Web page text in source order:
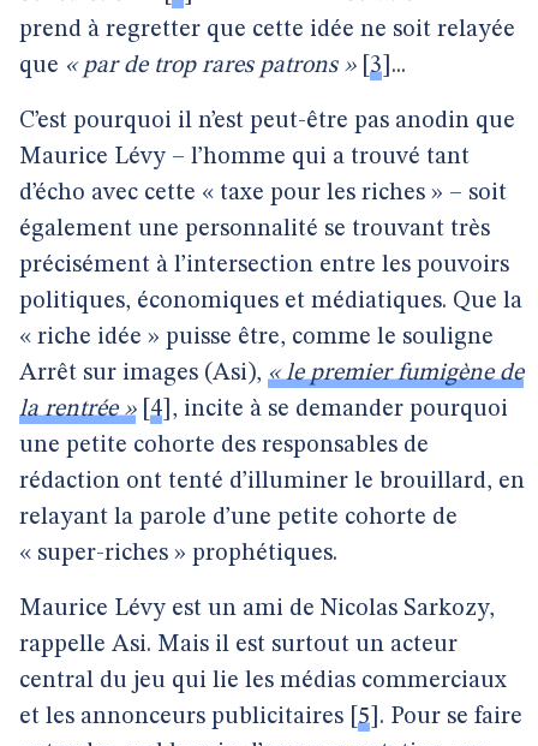
prend à regretter que cette idée ne soit relayée
que « par de trop rares patrons »[ 3 ...
C’est pourquoi il n’est peut-être pas anodin que
Maurice Lévy – l’homme qui a trouvé tant
d’écho avec cette « taxe pour les riches » – soit
également une personnalité se trouvant très
précisément à l’intersection entre les pouvoirs
politiques, économiques et médiatiques. Que la
« riche idée » puisse être, comme le souligne
Arrêt sur images (Asi), « le premier fumigène de
la rentrée »[ 4 , incite à se demander pourquoi
une petite cohorte des responsables de
rédaction ont tenté d’illuminer le brouillard, en
relayant la parole d’une petite cohorte de
« super-riches » prophétiques.
Maurice Lévy est un ami de Nicolas Sarkozy,
rappelle Asi. Mais il est surtout un acteur
central du jeu qui lie les médias commerciaux
et les annonceurs publicitaires 5 . Pour se faire